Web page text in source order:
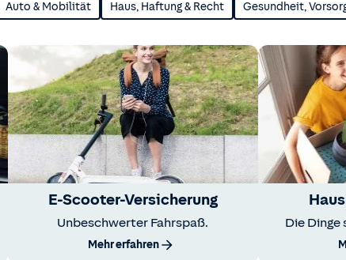
Auto & Mobilität Haus, Haftung & Recht Gesundheit,
E-Scooter-Versicherung
Unbeschwerter Fahrspaß.
Mehr erfahren
Die Dinge